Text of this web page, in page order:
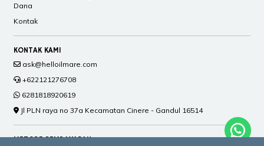
Dana
Kontak
KONTAK KAMI
ask@helloilmare.com
+622121276708
6281818920619
Jl PLN raya no 37a Kecamatan Cinere - Gandul 16514
METODE PEMBAYARAN